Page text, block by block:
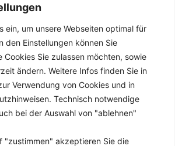
ein, um unsere Webseiten optimal für
den Einstellungen können Sie
Cookies Sie zulassen möchten, sowie
ändern. Weitere Infos finden Sie in
Verwendung von Cookies und in
Technisch notwendige
bei der Auswahl von "ablehnen"
"zustimmen" akzeptieren Sie die